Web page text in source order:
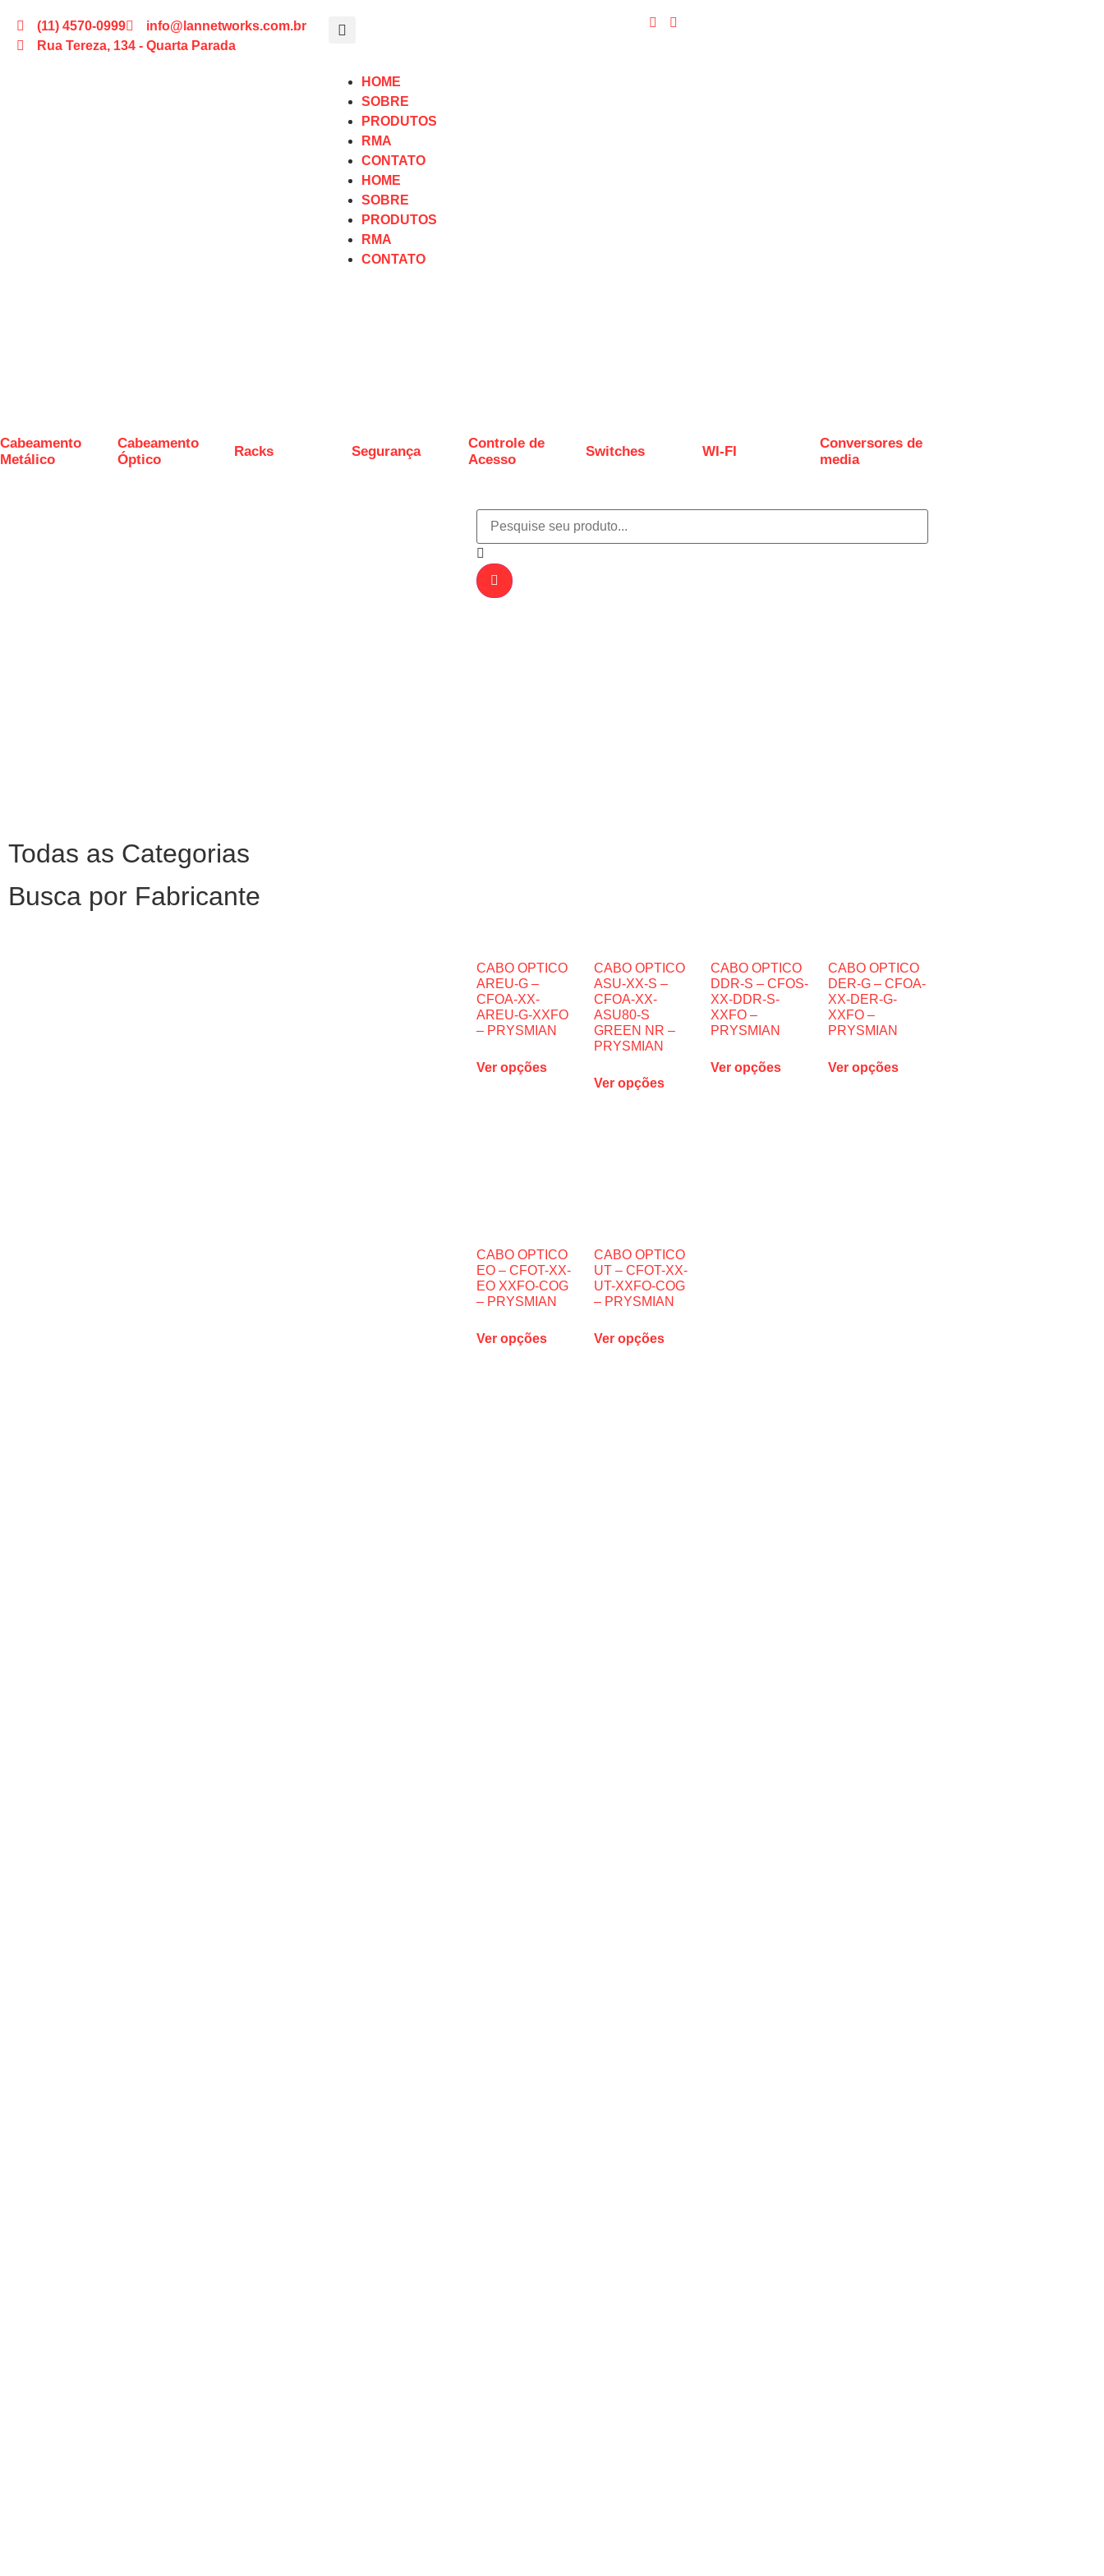
(11) 4570-0999
info@lannetworks.com.br
Rua Tereza, 134 - Quarta Parada
HOME
SOBRE
PRODUTOS
RMA
CONTATO
HOME
SOBRE
PRODUTOS
RMA
CONTATO
Cabeamento
Metálico
Cabeamento
Óptico
Racks Segurança
Controle de
Acesso
Switches WI-FI
Conversores de
media
Todas as Categorias
Busca por Fabricante
CABO OPTICO
AREU-G –
CFOA-XX-
AREU-G-XXFO
– PRYSMIAN
Ver opções
CABO OPTICO
ASU-XX-S –
CFOA-XX-
ASU80-S
GREEN NR –
PRYSMIAN
Ver opções
CABO OPTICO
DDR-S – CFOS-
XX-DDR-S-
XXFO –
PRYSMIAN
Ver opções
CABO OPTICO
DER-G – CFOA-
XX-DER-G-
XXFO –
PRYSMIAN
Ver opções
CABO OPTICO
EO – CFOT-XX-
EO XXFO-COG
– PRYSMIAN
Ver opções
CABO OPTICO
UT – CFOT-XX-
UT-XXFO-COG
– PRYSMIAN
Ver opções